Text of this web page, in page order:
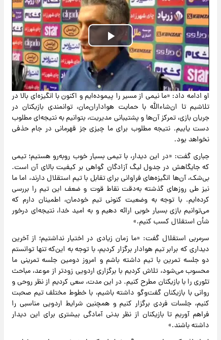
Play
Video
او ادامه داد: «ما نیمی از مسیر را پیموده‌ایم و اکنون با انگیزه‌ای بالا در
تلاشیم تا ان‌شاءالله با حمایت هواداران‌مان، توانمندی بازیکنان در
جریان بازی، تمرکز آن‌ها و پشتیبانی مدیریت، بتوانیم به نتیجه‌ای مطلوب
دست یابیم. نتیجه مطلوب برای ما چیزی جز قهرمانی در جام حذفی
نخواهد بود.
جباری گفت: «در این دیدار، با تیمی بسیار خوب روبه‌رو هستیم؛ تیمی
که جایگاهش در جدول لیگ آزادگان گواهی بر کیفیت بالای آن است.
بی‌شک، آن‌ها انگیزه‌های فراوانی برای تقابل با تیم استقلال دارند، اما ما
نیز طی روزهای گذشته به‌دقت نقاط قوت و ضعف این تیم را بررسی
کرده‌ایم. با توجه به وضعیت کنونی تیم خودمان، اطمینان دارم که
می‌توانیم بازی بسیار خوبی ارائه دهیم و به امید خدا، نتیجه‌ای درخور
شأن استقلال کسب کنیم.»
سرمربی استقلال گفت: «ما زمان زیادی در اختیار نداشتیم؛ از آخرین
دیداری که برابر تیم هوادار برگزار کردیم، با توجه به این‌که تنها توانستم
دو جلسه تمرین با تیم داشته باشم و امروز دومین جلسه تمرینی ما
محسوب می‌شود، تلاش کردیم با برگزاری اردویی زودتر از موعد، مباحث
تئوری را با بازیکنان مطرح کنیم. در این مدت، سعی کردیم از نظر روحی و
روانی با بازیکنان گفت‌وگو داشته باشیم، با خطوط مختلف تیم صحبت
کنیم، جلسات فردی برگزار کنیم و همچنین شرایط اردویی مناسبی را
فراهم آوریم تا بازیکنان از نظر بدنی آمادگی بیشتری برای این دیدار
داشته باشند.»